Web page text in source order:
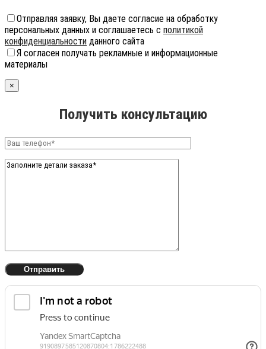
Отправляя заявку, Вы даете согласие на обработку
персональных данных и соглашаетесь с политикой
конфиденциальности данного сайта
Я согласен получать рекламные и информационные
материалы
×
Получить консультацию